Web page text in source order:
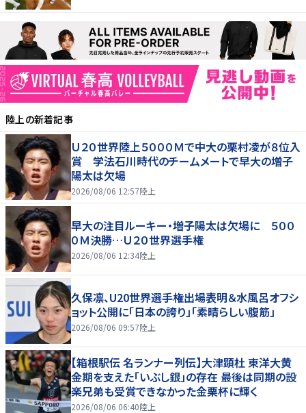
陸上の新着記事
Ｕ２０世界陸上５０００Ｍで中大の栗村凌が８位入
賞 学法石川時代のチームメートで早大の増子
陽太は欠場
2026/08/06 12:57陸上
早大の注目ルーキー・増子陽太は欠場に ５００
０Ｍ決勝…Ｕ２０世界選手権
2026/08/06 12:34陸上
久保凛、U20世界選手権出場表明＆水風呂オフシ
ョット公開に「日本の誇り」「素晴らしい腹筋」
2026/08/06 09:57陸上
【箱根駅伝 名ランナー列伝】大津顕杜 東洋大黄
金期を支えた「いぶし銀」の存在 最後は同期の設
楽兄弟も受賞できなかった金栗杯に輝く
2026/08/06 06:40陸上